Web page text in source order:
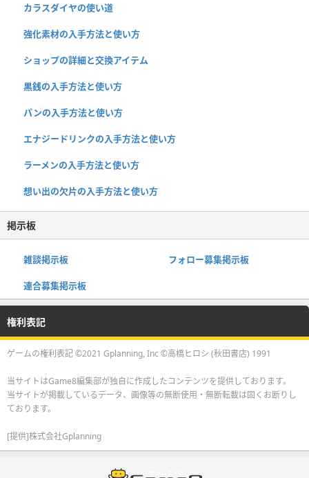
カラスダイヤの使い道
強化素材の入手方法と使い方
ショップの詳細と交換アイテム
黒銭の入手方法と使い方
パンの入手方法と使い方
エナジードリンクの入手方法と使い方
ラーメンの入手方法と使い方
想い出の欠片の入手方法と使い方
掲示板
雑談掲示板 フォロー募集掲示板
連合募集掲示板
権利表記
ゲームの権利表記 ©2021 Gplanning, Inc ©高橋ヒロシ (秋田書店) 1991
当サイトはGame8編集部が独自に作成したコンテンツを提供しております。
当サイトが掲載しているデータ、画像等の無断使用・無断転載は固くお断りし
ております。
[提供]株式会社Gplanning